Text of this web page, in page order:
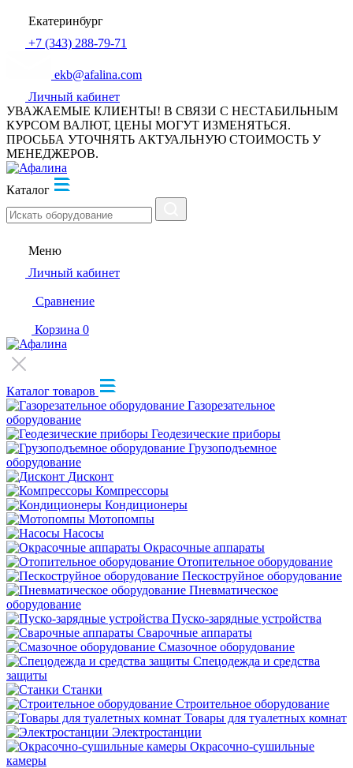
Екатеринбург
+7 (343) 288-79-71
ekb@afalina.com
Личный кабинет
УВАЖАЕМЫЕ КЛИЕНТЫ! В СВЯЗИ С НЕСТАБИЛЬНЫМ
КУРСОМ ВАЛЮТ, ЦЕНЫ МОГУТ ИЗМЕНЯТЬСЯ.
ПРОСЬБА УТОЧНЯТЬ АКТУАЛЬНУЮ СТОИМОСТЬ У
МЕНЕДЖЕРОВ.
Каталог
Меню
Личный кабинет
Сравнение
Корзина 0
Каталог товаров
Газорезательное
оборудование
Геодезические приборы
Грузоподъемное
оборудование
Дисконт
Компрессоры
Кондиционеры
Мотопомпы
Насосы
Окрасочные аппараты
Отопительное оборудование
Пескоструйное оборудование
Пневматическое
оборудование
Пуско-зарядные устройства
Сварочные аппараты
Смазочное оборудование
Спецодежда и средства
защиты
Станки
Строительное оборудование
Товары для туалетных комнат
Электростанции
Окрасочно-сушильные
камеры